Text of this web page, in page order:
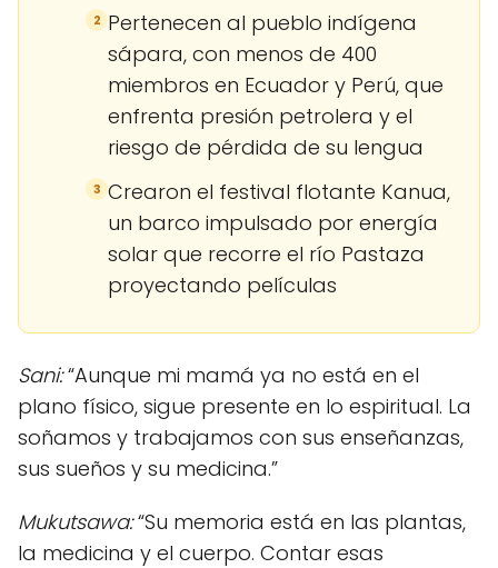
2 Pertenecen al pueblo indígena
sápara, con menos de 400
miembros en Ecuador y Perú, que
enfrenta presión petrolera y el
riesgo de pérdida de su lengua
3 Crearon el festival flotante Kanua,
un barco impulsado por energía
solar que recorre el río Pastaza
proyectando películas
Sani:“Aunque mi mamá ya no está en el
plano físico, sigue presente en lo espiritual. La
soñamos y trabajamos con sus enseñanzas,
sus sueños y su medicina.”
Mukutsawa:“Su memoria está en las plantas,
la medicina y el cuerpo. Contar esas